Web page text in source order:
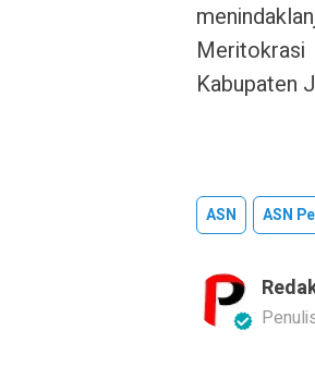
Kabupaten
ASN ASN